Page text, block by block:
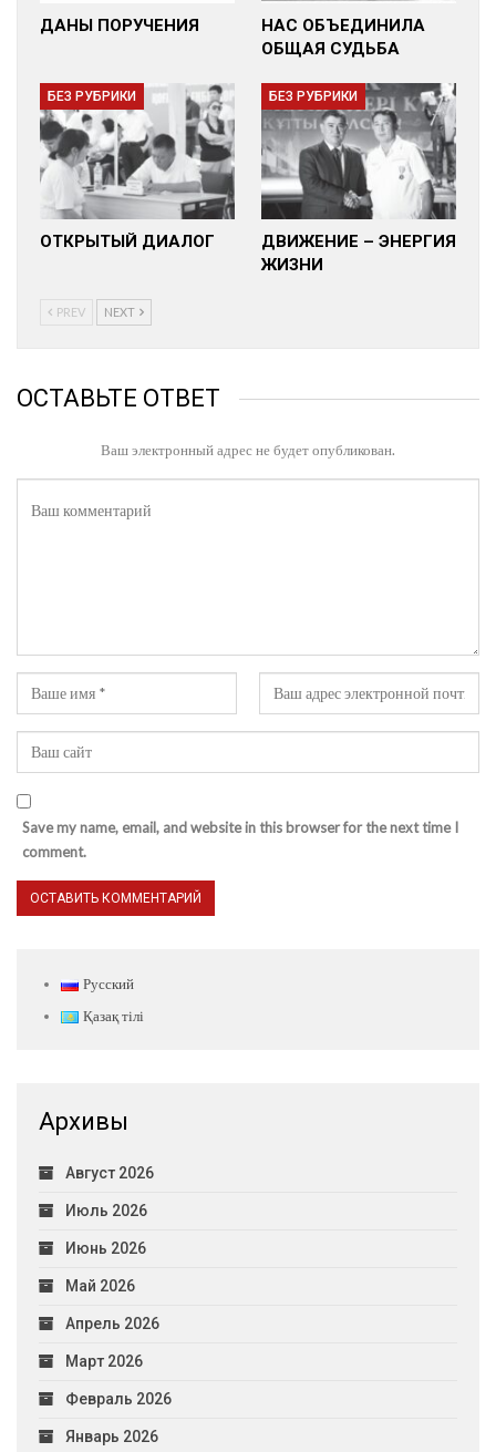
ДАНЫ ПОРУЧЕНИЯ
НАС ОБЪЕДИНИЛА
ОБЩАЯ СУДЬБА
БЕЗ РУБРИКИ
ОТКРЫТЫЙ ДИАЛОГ
БЕЗ РУБРИКИ
ДВИЖЕНИЕ – ЭНЕРГИЯ
ЖИЗНИ
PREV NEXT
ОСТАВЬТЕ ОТВЕТ
Ваш электронный адрес не будет опубликован.
Save my name, email, and website in this browser for the next time I
comment.
Русский
Қазақ тілі
Архивы
Август 2026
Июль 2026
Июнь 2026
Май 2026
Апрель 2026
Март 2026
Февраль 2026
Январь 2026